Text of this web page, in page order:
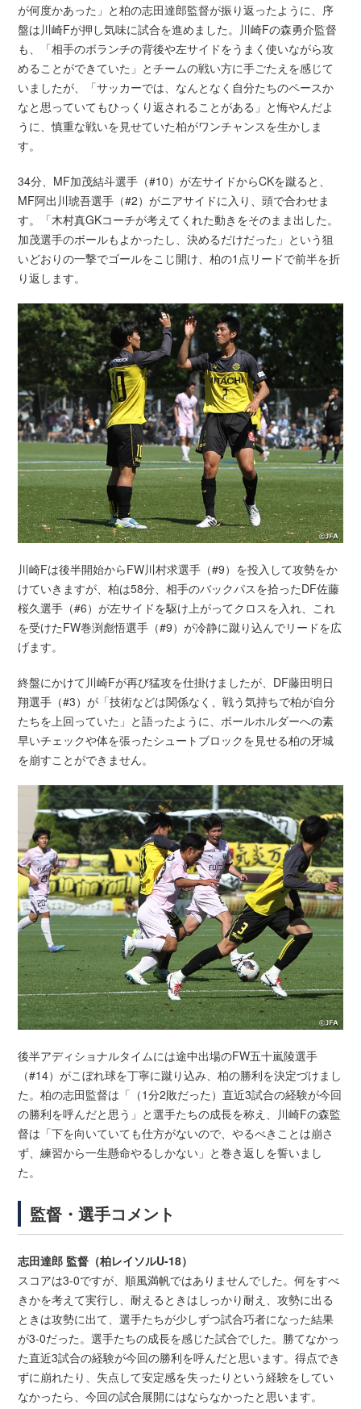
が何度かあった」と柏の志田達郎監督が振り返ったように、序
盤は川崎Fが押し気味に試合を進めました。川崎Fの森勇介監督
も、「相手のボランチの背後や左サイドをうまく使いながら攻
めることができていた」とチームの戦い方に手ごたえを感じて
いましたが、「サッカーでは、なんとなく自分たちのペースか
なと思っていてもひっくり返されることがある」と悔やんだよ
うに、慎重な戦いを見せていた柏がワンチャンスを生かしま
す。
34分、MF加茂結斗選手（#10）が左サイドからCKを蹴ると、
MF阿出川琥吾選手（#2）がニアサイドに入り、頭で合わせま
す。「木村真GKコーチが考えてくれた動きをそのまま出した。
加茂選手のボールもよかったし、決めるだけだった」という狙
いどおりの一撃でゴールをこじ開け、柏の1点リードで前半を折
り返します。
川崎Fは後半開始からFW川村求選手（#9）を投入して攻勢をか
けていきますが、柏は58分、相手のバックパスを拾ったDF佐藤
桜久選手（#6）が左サイドを駆け上がってクロスを入れ、これ
を受けたFW巻渕彪悟選手（#9）が冷静に蹴り込んでリードを広
げます。
終盤にかけて川崎Fが再び猛攻を仕掛けましたが、DF藤田明日
翔選手（#3）が「技術などは関係なく、戦う気持ちで柏が自分
たちを上回っていた」と語ったように、ボールホルダーへの素
早いチェックや体を張ったシュートブロックを見せる柏の牙城
を崩すことができません。
後半アディショナルタイムには途中出場のFW五十嵐陵選手
（#14）がこぼれ球を丁寧に蹴り込み、柏の勝利を決定づけまし
た。柏の志田監督は「（1分2敗だった）直近3試合の経験が今回
の勝利を呼んだと思う」と選手たちの成長を称え、川崎Fの森監
督は「下を向いていても仕方がないので、やるべきことは崩さ
ず、練習から一生懸命やるしかない」と巻き返しを誓いまし
た。
監督・選手コメント
志田達郎 監督（柏レイソルU-18）
スコアは3-0ですが、順風満帆ではありませんでした。何をすべ
きかを考えて実行し、耐えるときはしっかり耐え、攻勢に出る
ときは攻勢に出て、選手たちが少しずつ試合巧者になった結果
が3-0だった。選手たちの成長を感じた試合でした。勝てなかっ
た直近3試合の経験が今回の勝利を呼んだと思います。得点でき
ずに崩れたり、失点して安定感を失ったりという経験をしてい
なかったら、今回の試合展開にはならなかったと思います。